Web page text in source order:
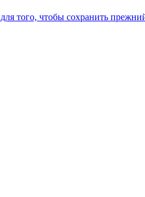
того, чтобы сохранить